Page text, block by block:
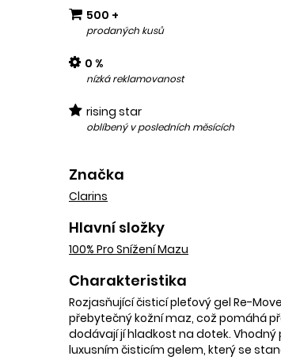
500 +
prodaných kusů
0 %
nízká reklamovanost
rising star
oblíbený v posledních měsících
Značka
Clarins
Hlavní složky
100% Pro Snížení Mazu
Charakteristika
Rozjasňující čisticí pleťový gel Re-
přebytečný kožní maz, což pomáhá
dodávají jí hladkost na dotek. Vhodný
luxusním čisticím gelem, který se